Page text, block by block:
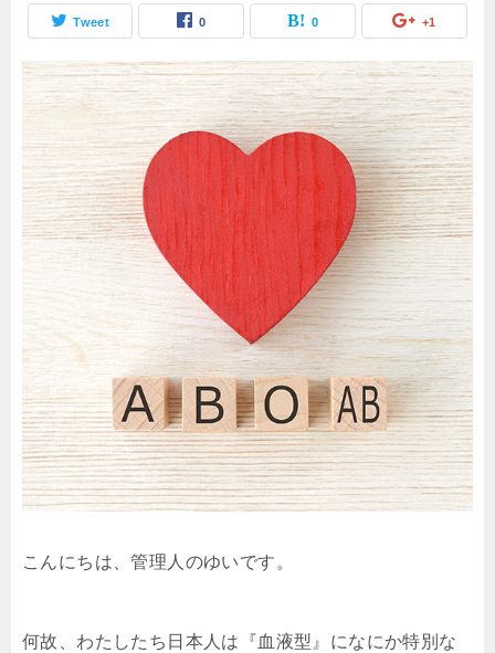
Tweet 0 0 +1
こんにちは、管理人のゆいです。
何故、わたしたち日本人は『血液型』になにか特別な